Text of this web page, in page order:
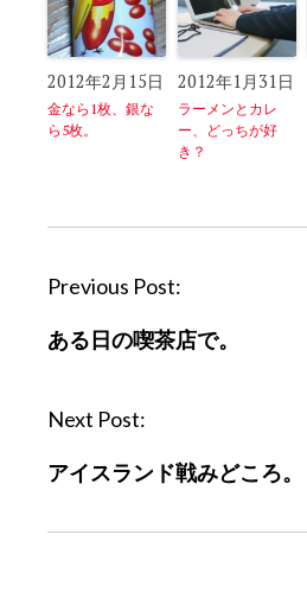
2012年2月15日
金なら1枚、銀な
ら5枚。
2012年1月31日
ラーメンとカレ
ー、どっちが好
き？
P
s
n
v
Previous Post:
ある日の喫茶店で。
Next Post:
アイスランド戦みどころ。